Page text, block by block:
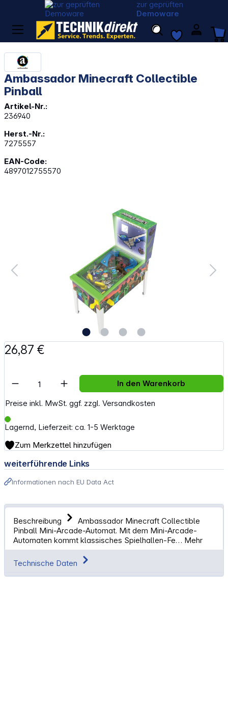
zur geprüften
Demoware
Ambassador Minecraft Collectible
Pinball
Artikel-Nr.:
236940
Herst.-Nr.:
7275557
EAN-Code:
4897012755570
26,87 €
Preise inkl. MwSt. ggf. zzgl. Versandkosten
Lagernd, Lieferzeit: ca. 1-5 Werktage
Artikel Anzahl: Gib den gewünschten
In den Warenkorb
Zum Merkzettel hinzufügen
weiterführende Links
Informationen nach EU Data Act
Beschreibung
Ambassador Minecraft Collectible
Pinball Mini-Arcade-Automat. Mit dem Mini-Arcade-
Automaten kommt klassisches Spielhallen-Fe… Mehr
Technische Daten